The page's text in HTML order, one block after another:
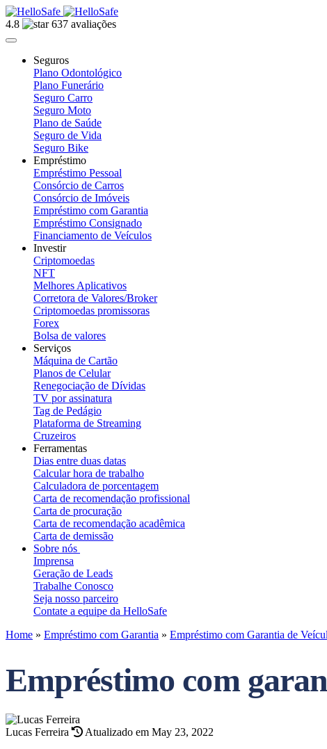
4.8 637 avaliações
Seguros
Plano Odontológico
Plano Funerário
Seguro Carro
Seguro Moto
Plano de Saúde
Seguro de Vida
Seguro Bike
Empréstimo
Empréstimo Pessoal
Consórcio de Carros
Consórcio de Imóveis
Empréstimo com Garantia
Empréstimo Consignado
Financiamento de Veículos
Investir
Criptomoedas
NFT
Melhores Aplicativos
Corretora de Valores/Broker
Criptomoedas promissoras
Forex
Bolsa de valores
Serviços
Máquina de Cartão
Planos de Celular
Renegociação de Dívidas
TV por assinatura
Tag de Pedágio
Plataforma de Streaming
Cruzeiros
Ferramentas
Dias entre duas datas
Calcular hora de trabalho
Calculadora de porcentagem
Carta de recomendação profissional
Carta de procuração
Carta de recomendação acadêmica
Carta de demissão
Sobre nós
Imprensa
Geração de Leads
Trabalhe Conosco
Seja nosso parceiro
Contate a equipe da HelloSafe
Home » Empréstimo com Garantia » Empréstimo com Garantia de
Empréstimo com
Lucas Ferreira
Atualizado em May 23, 2022